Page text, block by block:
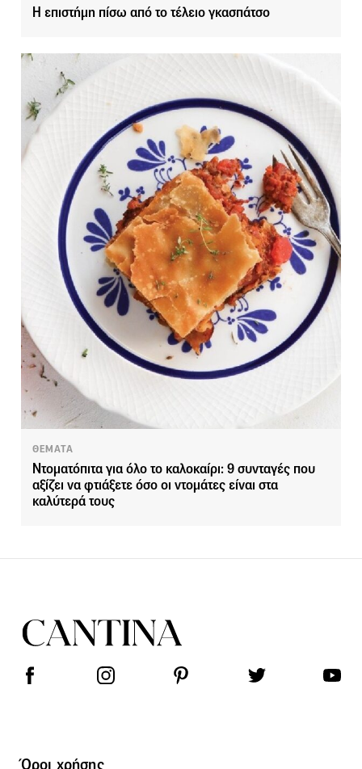
Η επιστήμη πίσω από το τέλειο γκασπάτσο
ΘΕΜΑΤΑ
Ντοματόπιτα για όλο το καλοκαίρι: 9 συνταγές που
αξίζει να φτιάξετε όσο οι ντομάτες είναι στα
καλύτερά τους
Όροι χρήσης